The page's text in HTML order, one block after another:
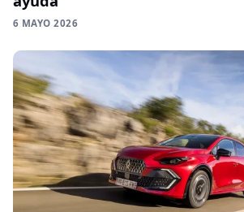
6 MAYO 2026